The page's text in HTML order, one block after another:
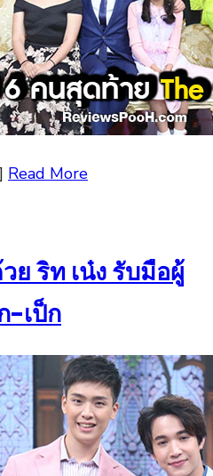
Read More
ริท เน๋ง รับมือผู้
-เป็ก